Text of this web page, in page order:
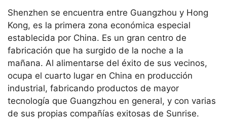
Shenzhen se encuentra entre Guangzhou y Hong
Kong, es la primera zona económica especial
establecida por China. Es un gran centro de
fabricación que ha surgido de la noche a la
mañana. Al alimentarse del éxito de sus vecinos,
ocupa el cuarto lugar en China en producción
industrial, fabricando productos de mayor
tecnología que Guangzhou en general, y con varias
de sus propias compañías exitosas de Sunrise.